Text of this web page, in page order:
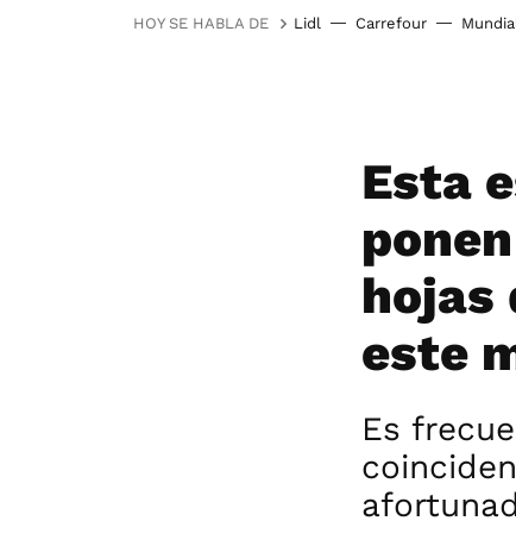
HOY SE HABLA DE Lidl Carrefour
Esta
hojas
este
Es